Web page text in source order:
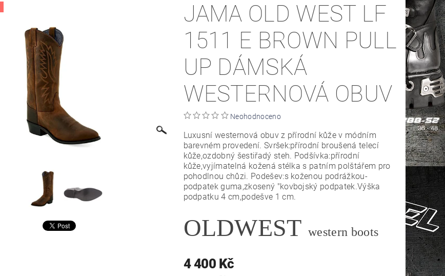
JAMA OLD WEST LF
1511 E BROWN PULL
UP DÁMSKÁ
WESTERNOVÁ OBUV
Neohodnoceno
Luxusní westernová obuv z přírodní kůže v módním
barevném provedení. Svršek:přírodní broušená telecí
kůže,ozdobný šestiřadý steh. Podšívka:přírodní
kůže,vyjímatelná kožená stélka s patním polštářem pro
pohodlnou chůzi. Podešev:s koženou podrážkou-
podpatek guma,zkosený "kovbojský podpatek.Výška
podpatku 4 cm,podešve 1 cm.
OLDWESTwestern boots
4 400 Kč